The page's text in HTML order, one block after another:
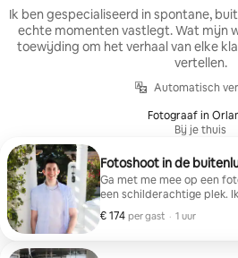
Ik ben gespecialiseerd in spontane,
echte momenten vastlegt. Wat mijn
toewijding om het verhaal van elke
vertellen.
Automatisch
Fotograaf in
Bij je thuis
Fotoshoot in de
Ga met me mee op een
een schilderachtige plek.
poses en spontane
voelen voor de camera.
€ 174 per gast
€ 174 per gast
, · 1 uur